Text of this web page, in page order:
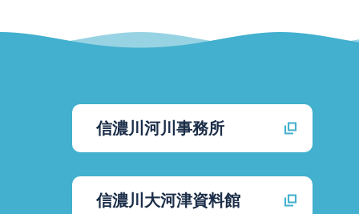
信濃川河川事務所
信濃川大河津資料館